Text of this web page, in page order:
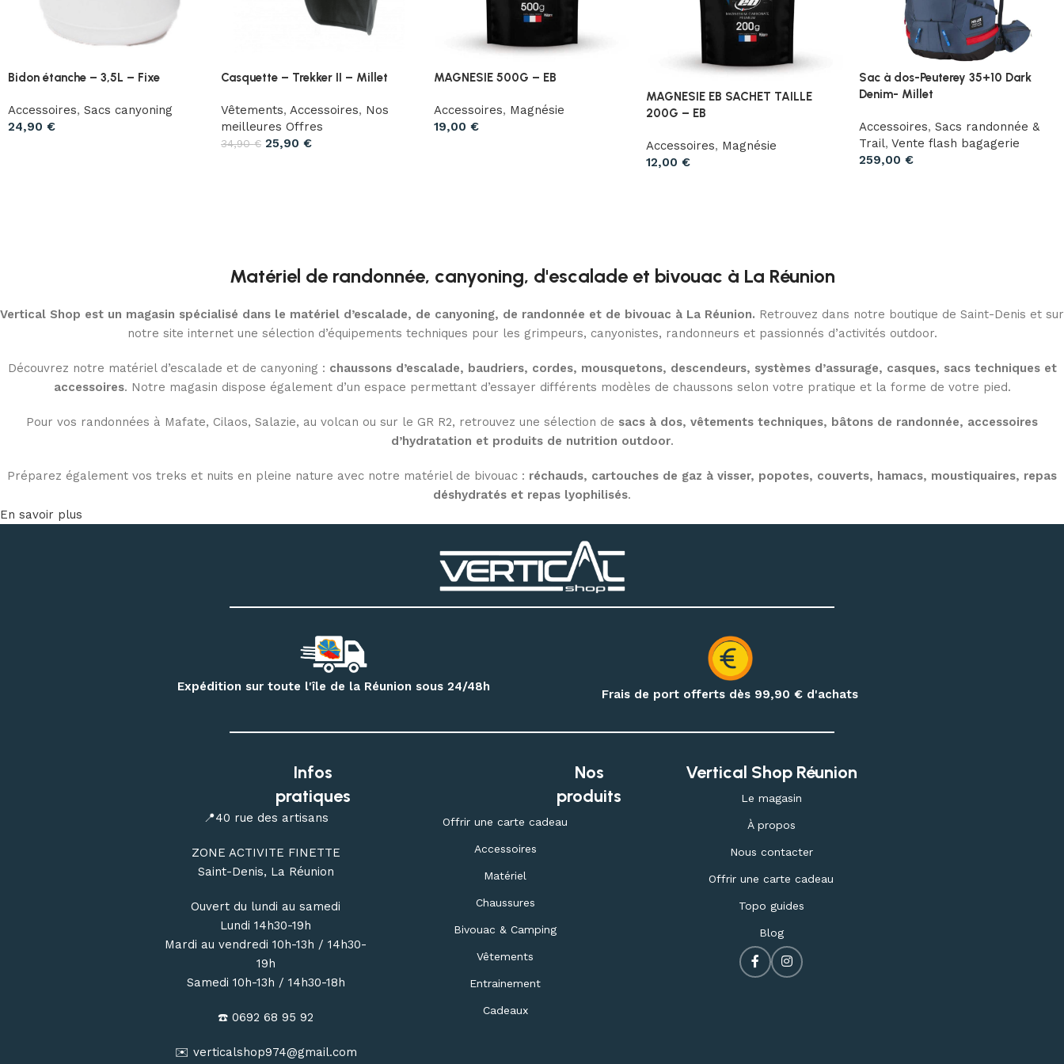
Bidon étanche – 3,5L – Fixe
Accessoires, Sacs canyoning
24,90 €
Casquette – Trekker II – Millet
Vêtements, Accessoires, Nos
meilleures Offres
34,90€ 25,90 €
MAGNESIE 500G – EB
Accessoires, Magnésie
19,00 €
MAGNESIE EB SACHET TAILLE
200G – EB
Accessoires, Magnésie
12,00€
Sac à dos-Peuterey 35+10 Dark
Denim- Millet
Accessoires, Sacs randonnée &
Trail, Vente flash bagagerie
259,00€
Matériel de randonnée, canyoning, d'escalade et bivouac à La Réunion
Vertical Shop est un magasin spécialisé dans le matériel d’escalade, de canyoning, de randonnée et de bivouac à La Réunion. Retrouvez dans notre boutique de Saint-Denis et sur
notre site internet une sélection d’équipements techniques pour les grimpeurs, canyonistes, randonneurs et passionnés d’activités outdoor.
Découvrez notre matériel d’escalade et de canyoning : chaussons d’escalade, baudriers, cordes, mousquetons, descendeurs, systèmes d’assurage, casques, sacs techniques et
accessoires. Notre magasin dispose également d’un espace permettant d’essayer différents modèles de chaussons selon votre pratique et la forme de votre pied.
Pour vos randonnées à Mafate, Cilaos, Salazie, au volcan ou sur le GR R2, retrouvez une sélection de sacs à dos, vêtements techniques, bâtons de randonnée, accessoires
d’hydratation et produits de nutrition outdoor.
Préparez également vos treks et nuits en pleine nature avec notre matériel de bivouac : réchauds, cartouches de gaz à visser, popotes, couverts, hamacs, moustiquaires, repas
déshydratés et repas lyophilisés.
et de bivouac partout à La Réunion.
En savoir plus
Expédition sur toute l'île de la Réunion sous 24/48h
Frais de port offerts dès 99,90€ d'achats
Infos
pratiques
📍40 rue des artisans
ZONE ACTIVITE FINETTE
Saint-Denis, La Réunion
Ouvert du lundi au samedi
Lundi 14h30-19h
Mardi au vendredi 10h-13h / 14h30-
19h
Samedi 10h-13h / 14h30-18h
☎️ 0692 68 95 92
✉️ verticalshop974@gmail.com
Nos
produits
Offrir une carte cadeau
Accessoires
Matériel
Chaussures
Bivouac & Camping
Vêtements
Entrainement
Cadeaux
Vertical Shop Réunion
Le magasin
À propos
Nous contacter
Offrir une carte cadeau
Topo guides
Blog